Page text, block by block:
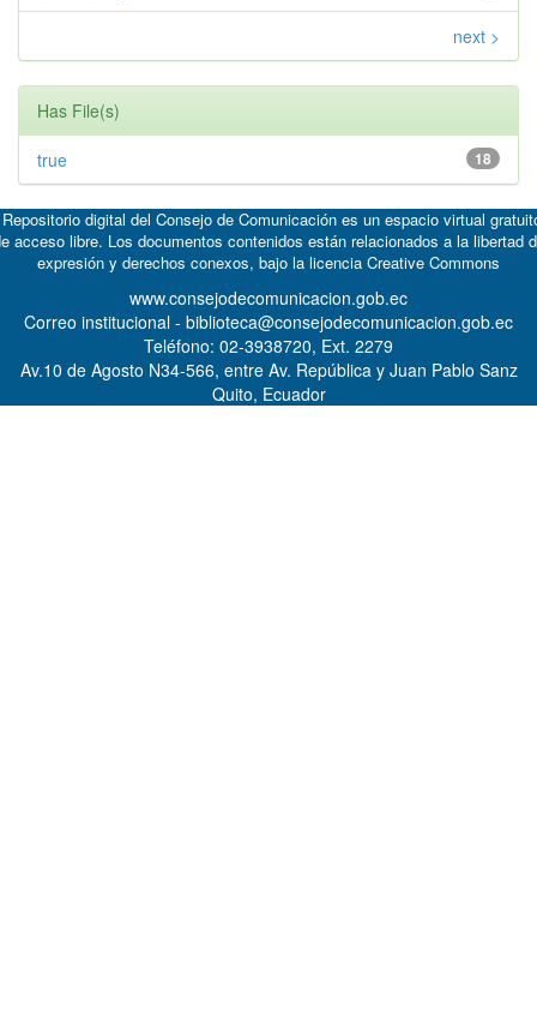
next >
Has File(s)
18
true
digital del Consejo de Comunicación es un espacio virtual
acceso libre. Los documentos contenidos están relacionados a la libertad
expresión y derechos conexos, bajo la licencia Creative Commons
www.consejodecomunicacion.gob.ec
Correo institucional - biblioteca@consejodecomunicacion.gob.ec
Teléfono: 02-3938720, Ext. 2279
Av.10 de Agosto N34-566, entre Av. República y Juan Pablo Sanz
Quito, Ecuador